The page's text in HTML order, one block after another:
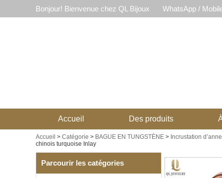
Bonjour! Bienvenue chez QL Bijoux WhatsApp /
Accueil Des produits
Accueil > Catégorie > BAGUE EN TUNGSTÈNE > Incrustation
chinois turquoise Inlay
Parcourir les catégories